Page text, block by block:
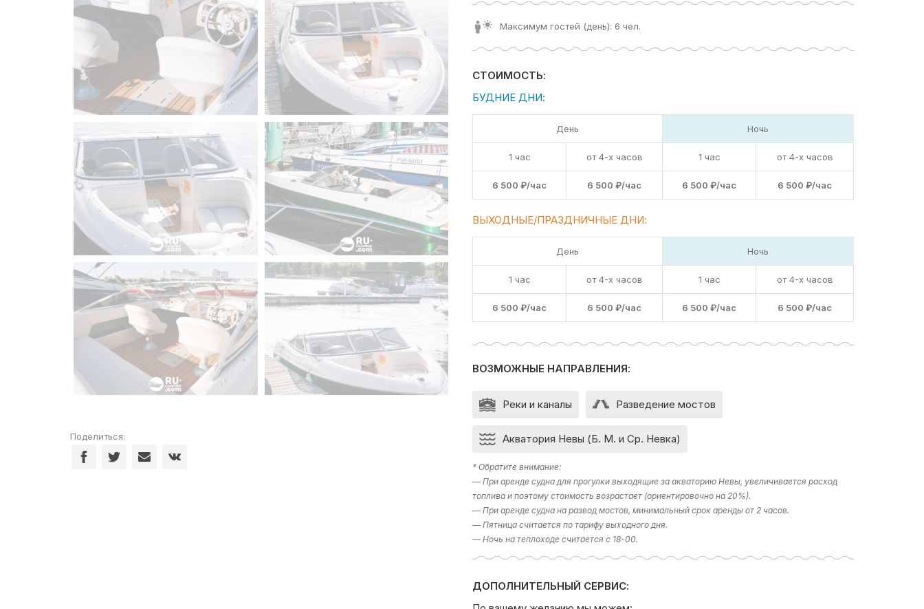
Поделиться:
Максимум гостей (день): 6 чел.
СТОИМОСТЬ:
БУДНИЕ ДНИ:
День Ночь
1 час от 4-х часов 1 час от 4-х часов
6 500 ₽/час 6 500 ₽/час 6 500 ₽/час 6 500 ₽/час
ВЫХОДНЫЕ/ПРАЗДНИЧНЫЕ ДНИ:
День Ночь
1 час от 4-х часов 1 час от 4-х часов
6 500 ₽/час 6 500 ₽/час 6 500 ₽/час 6 500 ₽/час
ВОЗМОЖНЫЕ НАПРАВЛЕНИЯ:
Реки и каналы Разведение мостов
Акватория Невы (Б. М. и Ср. Невка)
* Обратите внимание:
— При аренде судна для прогулки выходящие за акваторию Невы, увеличивается расход
топлива и поэтому стоимость возрастает (ориентировочно на 20%).
— При аренде судна на развод мостов, минимальный срок аренды от 2 часов.
— Пятница считается по тарифу выходного дня.
— Ночь на теплоходе считается с 18-00.
ДОПОЛНИТЕЛЬНЫЙ СЕРВИС: